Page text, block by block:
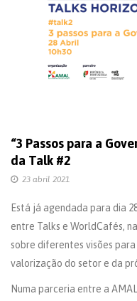
“3 Passos para a
da Talk #2
23 abril 2021
Está já agendada para dia
entre Talks e WorldCafés,
sobre diferentes visões
valorização do setor e da
Numa parceria entre a